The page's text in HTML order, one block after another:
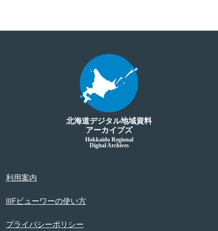
北海道デジタル地域資料
アーカイブズ
Hokkaido Regional
Digital Archives
利用案内
IIIFビューワーの使い方
プライバシーポリシー